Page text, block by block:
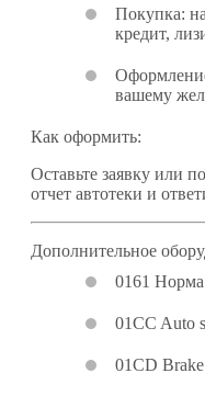
Покупка:
кредит,
вашему
Как оформить:
Оставьте заявку или
отчет автотеки и
Дополнительное
0161
01CC Auto
01CD